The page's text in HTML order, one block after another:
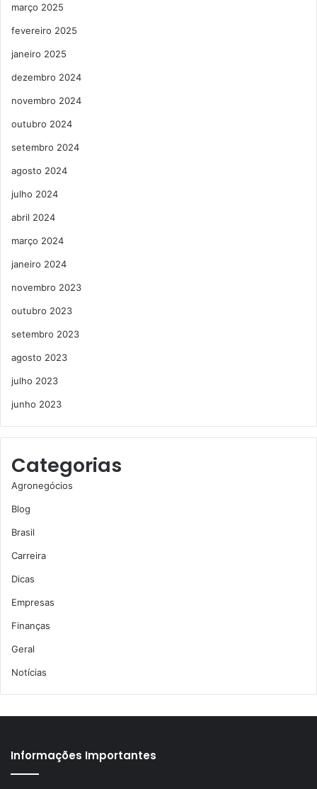
março 2025
fevereiro 2025
janeiro 2025
dezembro 2024
novembro 2024
outubro 2024
setembro 2024
agosto 2024
julho 2024
abril 2024
março 2024
janeiro 2024
novembro 2023
outubro 2023
setembro 2023
agosto 2023
julho 2023
junho 2023
Categorias
Agronegócios
Blog
Brasil
Carreira
Dicas
Empresas
Finanças
Geral
Notícias
Informações Importantes